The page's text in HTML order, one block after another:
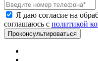
Я даю согласие на
соглашаюсь с политикой